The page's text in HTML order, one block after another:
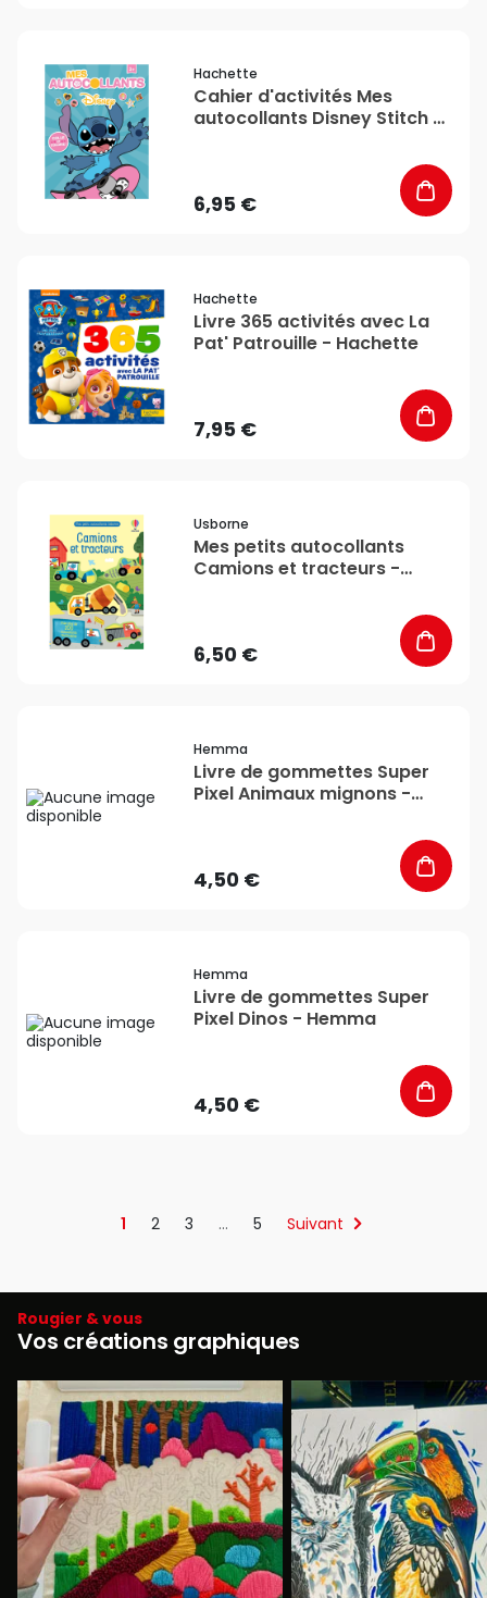
Hachette
Cahier d'activités Mes
autocollants Disney Stitch -
6,95 €
Hachette
Livre 365 activités avec La
Pat' Patrouille - Hachette
7,95 €
Usborne
Mes petits autocollants
Camions et tracteurs -
6,50 €
Hemma
Livre de gommettes Super
Pixel Animaux mignons -
4,50 €
Hemma
Livre de gommettes Super
Pixel Dinos - Hemma
4,50 €
1 2 3 … 5 Suivant
Rougier & vous
Vos créations graphiques